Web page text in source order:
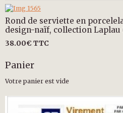
Rond de serviette en
design-naïf, collection Laplau
38.00€ TTC
Panier
Votre panier est vide